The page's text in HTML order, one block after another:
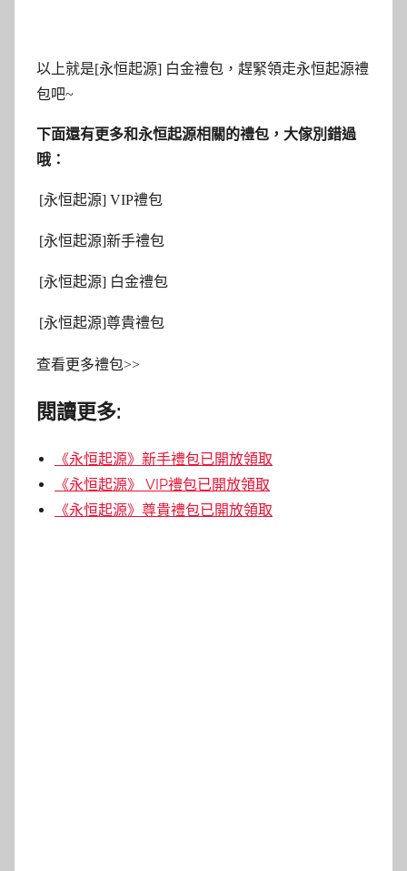
以上就是[永恒起源] 白金禮包，趕緊領走永恒起源禮
包吧~
下面還有更多和永恒起源相關的禮包，大傢別錯過
哦：
[永恒起源] VIP禮包
[永恒起源]新手禮包
[永恒起源] 白金禮包
[永恒起源]尊貴禮包
查看更多禮包>>
閱讀更多:
《永恒起源》新手禮包已開放領取
《永恒起源》 VIP禮包已開放領取
《永恒起源》尊貴禮包已開放領取